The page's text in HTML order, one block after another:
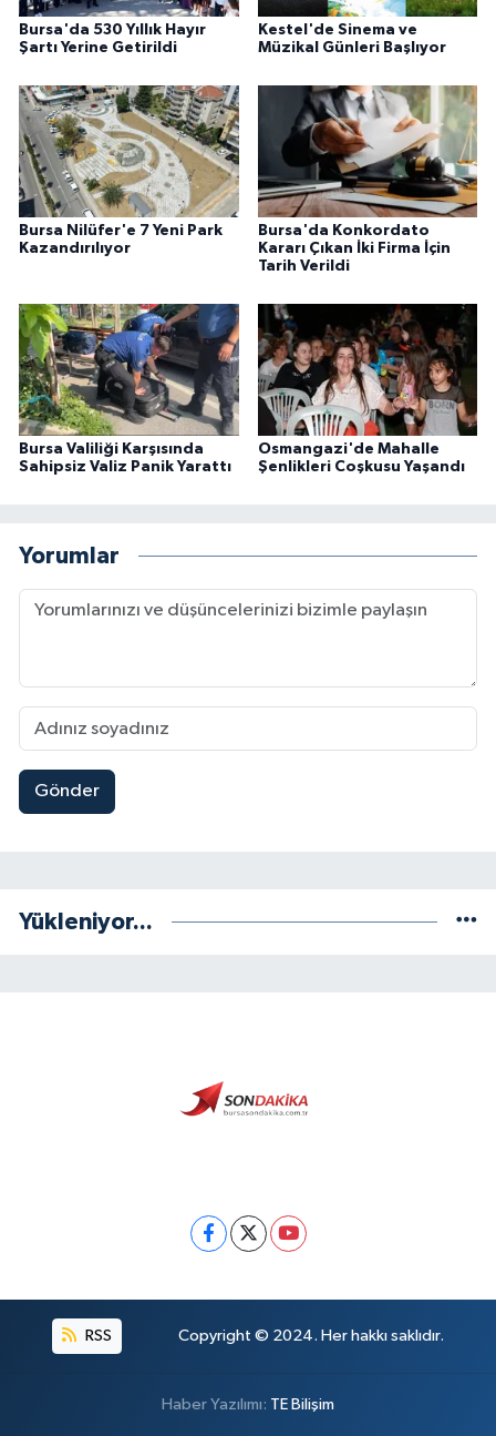
Bursa'da 530 Yıllık Hayır
Şartı Yerine Getirildi
Kestel'de Sinema ve
Müzikal Günleri Başlıyor
Bursa Nilüfer'e 7 Yeni Park
Kazandırılıyor
Bursa'da Konkordato
Kararı Çıkan İki Firma İçin
Tarih Verildi
Bursa Valiliği Karşısında
Sahipsiz Valiz Panik Yarattı
Osmangazi'de Mahalle
Şenlikleri Coşkusu Yaşandı
Yorumlar
Gönder
Yükleniyor...
RSS Copyright © 2024. Her hakkı saklıdır.
Haber Yazılımı: TE Bilişim